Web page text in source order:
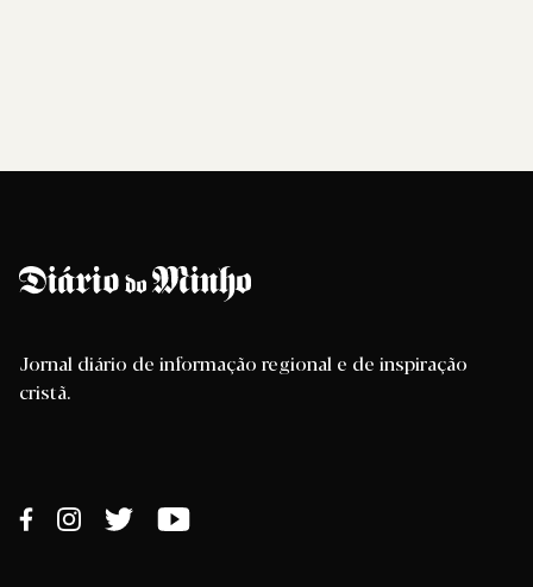
Jornal diário de informação regional e de inspiração
cristã.